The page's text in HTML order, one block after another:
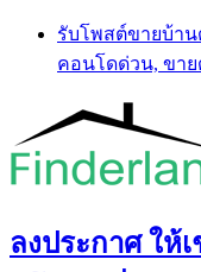
Skip
content
รับโพสต์ขายบ้า
คอนโดด่วน, ขา
ลงประกาศ ให้